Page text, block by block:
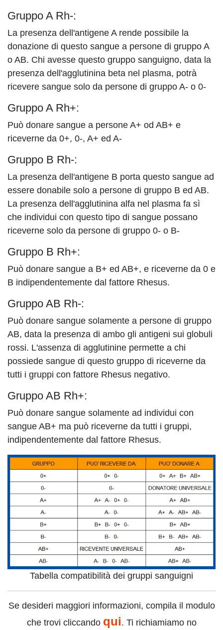
Gruppo A Rh-:
La presenza dell'antigene A rende possibile la
donazione di questo sangue a persone di gruppo A
o AB. Chi avesse questo gruppo sanguigno, data la
presenza dell'agglutinina beta nel plasma, potrà
ricevere sangue solo da persone di gruppo A- o 0-
Gruppo A Rh+:
Può donare sangue a persone A+ od AB+ e
riceverne da 0+, 0-, A+ ed A-
Gruppo B Rh-:
La presenza dell'antigene B porta questo sangue ad
essere donabile solo a persone di gruppo B ed AB.
La presenza dell'agglutinina alfa nel plasma fa sì
che individui con questo tipo di sangue possano
riceverne solo da persone di gruppo 0- o B-
Gruppo B Rh+:
Può donare sangue a B+ ed AB+, e riceverne da 0 e
B indipendentemente dal fattore Rhesus.
Gruppo AB Rh-:
Può donare sangue solamente a persone di gruppo
AB, data la presenza di ambo gli antigeni sui globuli
rossi. L'assenza di agglutinine permette a chi
possiede sangue di questo gruppo di riceverne da
tutti i gruppi con fattore Rhesus negativo.
Gruppo AB Rh+:
Può donare sangue solamente ad individui con
sangue AB+ ma può riceverne da tutti i gruppi,
indipendentemente dal fattore Rhesus.
Tabella compatibilità dei gruppi sanguigni
Se desideri maggiori informazioni, compila il modulo
che trovi cliccando qui. Ti richiamiamo no